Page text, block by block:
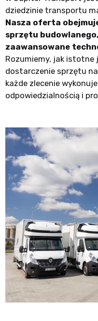
dziedzinie transportu
Nasza oferta
sprzętu
zaawansowane
Rozumiemy, jak istotne
dostarczenie sprzętu
każde zlecenie
odpowiedzialnością i